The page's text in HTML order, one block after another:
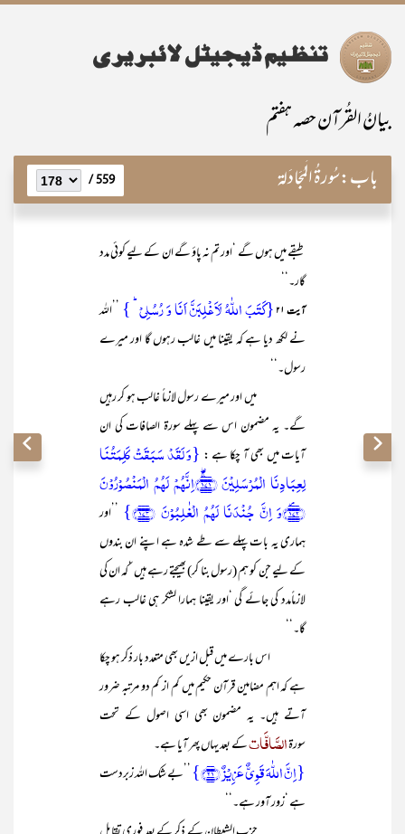
بیانُ القُرآن حصہ ہفتم
باب:سُورۃُ الْمُجَادَلۃ 559 /
طبقے میں ہوں گے ‘اور تم نہ پاؤ گے ان کے لیے کوئی مدد
گار۔‘‘
آیت ۲۱ {کَتَبَ اللّٰہُ لَاَغۡلِبَنَّ اَنَا وَ رُسُلِیۡ ؕ } ’’اللہ
نے لکھ دیا ہے کہ یقینا میں غالب رہوں گا اور میرے
رسول۔‘‘
میں اور میرے رسول لازماً غالب ہو کر رہیں
گے۔ یہ مضمون اس سے پہلے سورۃ الصافات کی ان
آیات میں بھی آ چکا ہے : {وَ لَقَدۡ سَبَقَتۡ کَلِمَتُنَا
لِعِبَادِنَا الۡمُرۡسَلِیۡنَ ﴿۱۷۱﴾ۚۖاِنَّہُمۡ لَہُمُ الۡمَنۡصُوۡرُوۡنَ
﴿۱۷۲﴾۪وَ اِنَّ جُنۡدَنَا لَہُمُ الۡغٰلِبُوۡنَ ﴿۱۷۳﴾}
’’اور
ہماری یہ بات پہلے سے طے شدہ ہے اپنے ان بندوں
کے لیے جن کو ہم (رسول بنا کر) بھیجتے رہے ہیں ‘کہ ان کی
لازماًمدد کی جائے گی ‘اور یقینا ہمارا لشکر ہی غالب رہے
گا۔‘‘
اس بارے میں قبل ازیں بھی متعدد بار ذکر ہو چکا
ہے کہ اہم مضامین قرآن حکیم میں کم از کم دو مرتبہ ضرور
آتے ہیں۔ یہ مضمون بھی اسی اصول کے تحت
سورۃالصَّافَّاتکے بعد یہاں پھر آیا ہے۔
{اِنَّ اللّٰہَ قَوِیٌّ عَزِیۡزٌ ﴿۲۱﴾}
’’بے شک اللہ زبردست
ہے ‘زور آور ہے۔‘‘